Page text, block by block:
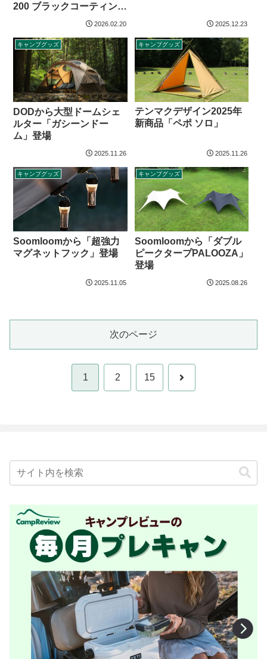
200 ブラックコーティン
2026.02.20 2025.12.23
キャンプグッズ
DODから大型ドームシェ
ルター「ガシーンドー
ム」登場
2025.11.26
キャンプグッズ
テンマクデザイン2025年
新商品「ペポ ソロ」
2025.11.26
キャンプグッズ
Soomloomから「超強力
マグネットフック」登場
2025.11.05
キャンプグッズ
Soomloomから「ダブル
ピークタープPALOOZA」
登場
2025.08.26
次のページ
1 2 15 次